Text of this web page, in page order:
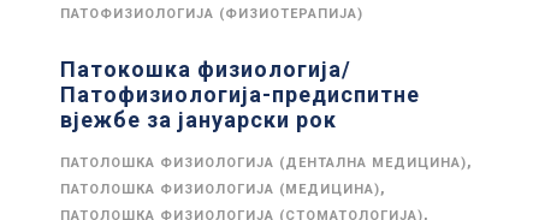
ПАТОФИЗИОЛОГИЈА (ФИЗИОТЕРАПИЈА)
Патокошка физиологија/
Патофизиологија-предиспитне
вјежбе за јануарски рок
ПАТОЛОШКА ФИЗИОЛОГИЈА (ДЕНТАЛНА МЕДИЦИНА),
ПАТОЛОШКА ФИЗИОЛОГИЈА (МЕДИЦИНА),
ПАТОЛОШКА ФИЗИОЛОГИЈА (СТОМАТОЛОГИЈА),